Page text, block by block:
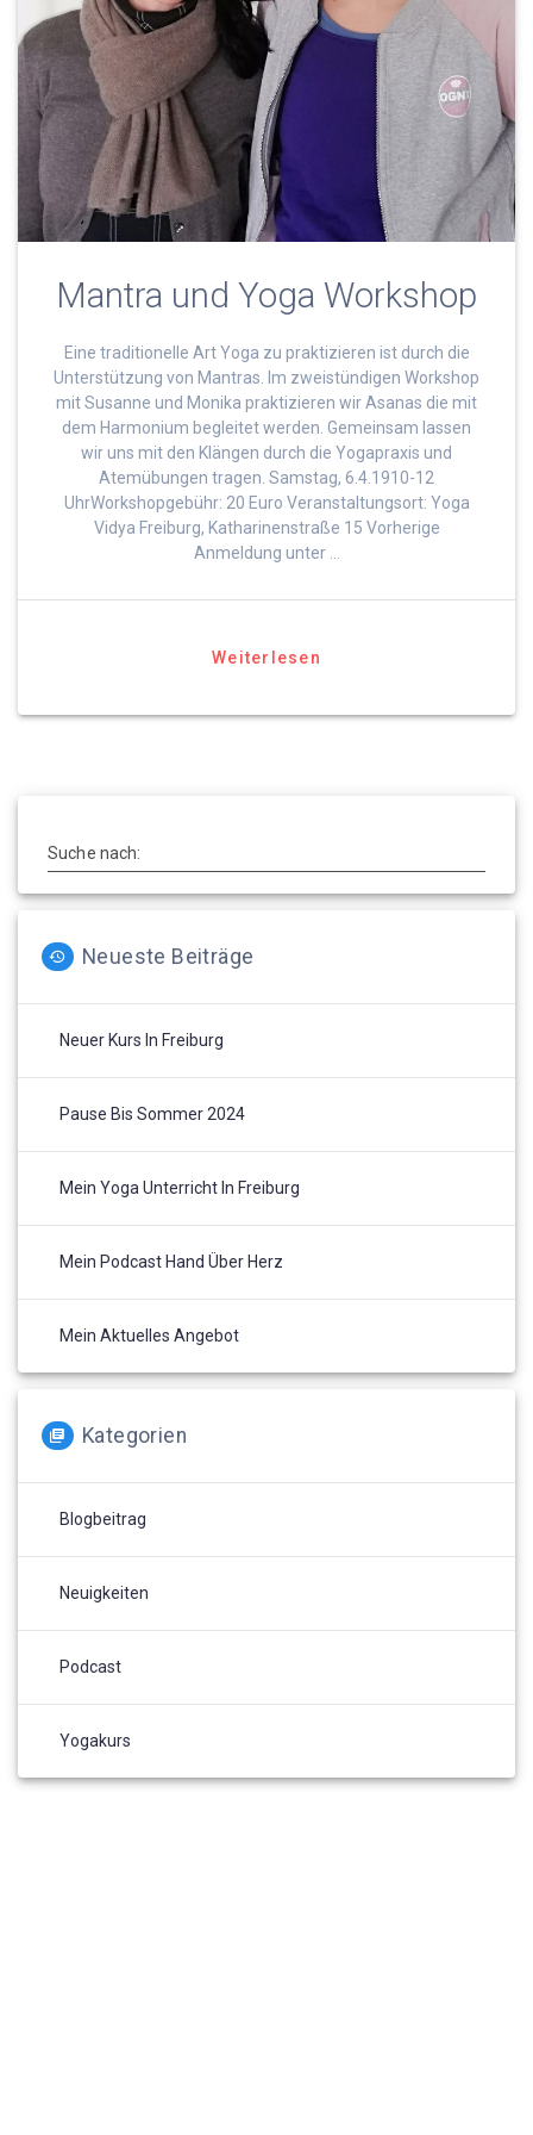
Mantra und Yoga Workshop
Eine traditionelle Art Yoga zu praktizieren ist durch die
Unterstützung von Mantras. Im zweistündigen Workshop
mit Susanne und Monika praktizieren wir Asanas die mit
dem Harmonium begleitet werden. Gemeinsam lassen
wir uns mit den Klängen durch die Yogapraxis und
Atemübungen tragen. Samstag, 6.4.1910-12
UhrWorkshopgebühr: 20 Euro Veranstaltungsort: Yoga
Vidya Freiburg, Katharinenstraße 15 Vorherige
Anmeldung unter …
Weiterlesen
Suche nach:
Neueste Beiträge
Neuer Kurs In Freiburg
Pause Bis Sommer 2024
Mein Yoga Unterricht In Freiburg
Mein Podcast Hand Über Herz
Mein Aktuelles Angebot
Kategorien
Blogbeitrag
Neuigkeiten
Podcast
Yogakurs